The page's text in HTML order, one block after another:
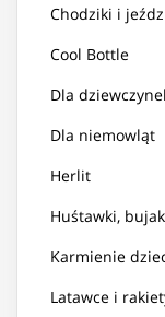
Chodziki i
Cool Bottle
Dla
Dla niemowląt
Herlit
Huśtawki,
Karmienie
Latawce i